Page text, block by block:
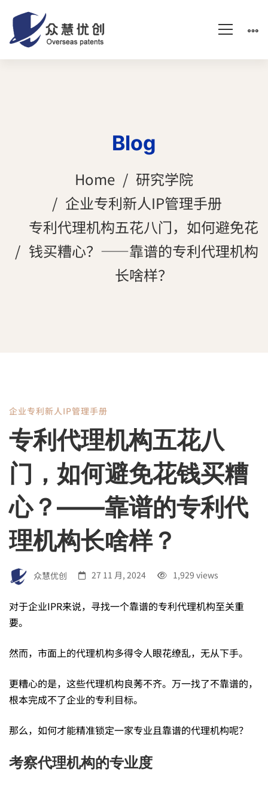
Blog
Home
研究学院
企业专利新人IP管理手册
专利代理机构五花八门，如何避免花
钱买糟心？——靠谱的专利代理机构
长啥样？
专
利
代
理
机
构
五
花
八
企业专利新人IP管理手册
专利代理机构五花八
门，如何避免花钱买糟
心？——靠谱的专利代
理机构长啥样？
众慧优创 27 11 月, 2024 1,929 views
对于企业IPR来说，寻找一个靠谱的专利代理机构至关重
要。
然而，市面上的代理机构多得令人眼花缭乱，无从下手。
更糟心的是，这些代理机构良莠不齐。万一找了不靠谱的，
根本完成不了企业的专利目标。
那么，如何才能精准锁定一家专业且靠谱的代理机构呢？
考察代理机构的专业度